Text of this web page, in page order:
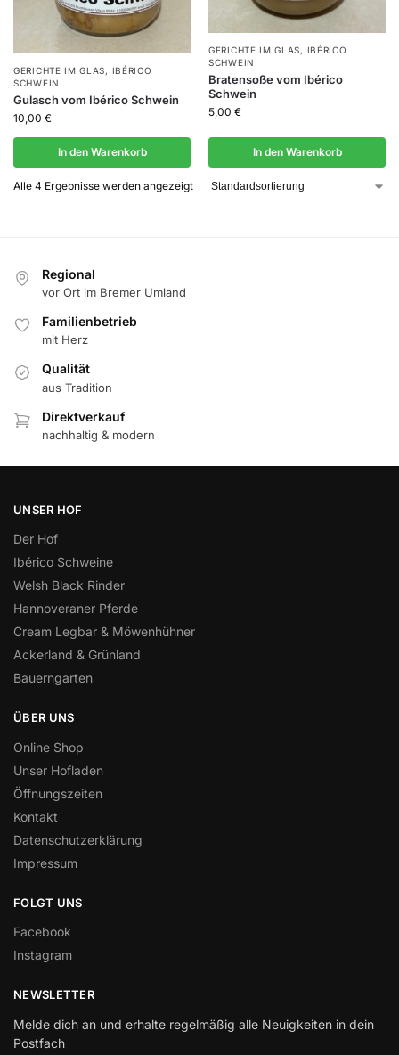
GERICHTE IM GLAS, IBÉRICO
SCHWEIN
Gulasch vom Ibérico Schwein
10,00 €
In den Warenkorb
GERICHTE IM GLAS, IBÉRICO
SCHWEIN
Bratensoße vom Ibérico
Schwein
5,00 €
In den Warenkorb
Alle 4 Ergebnisse werden angezeigt
Regional
vor Ort im Bremer Umland
Familienbetrieb
mit Herz
Qualität
aus Tradition
Direktverkauf
nachhaltig & modern
UNSER HOF
Der Hof
Ibérico Schweine
Welsh Black Rinder
Hannoveraner Pferde
Cream Legbar & Möwenhühner
Ackerland & Grünland
Bauerngarten
ÜBER UNS
Online Shop
Unser Hofladen
Öffnungszeiten
Kontakt
Datenschutzerklärung
Impressum
FOLGT UNS
Facebook
Instagram
NEWSLETTER
Melde dich an und erhalte regelmäßig alle Neuigkeiten in dein
Postfach